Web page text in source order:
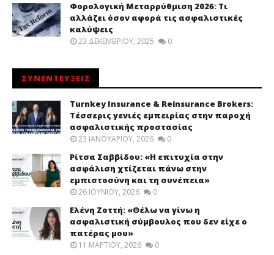
Φορολογική Μεταρρύθμιση 2026: Τι
αλλάζει όσον αφορά τις ασφαλιστικές
καλύψεις
23 ΔΕΚΕΜΒΡΊΟΥ, 2025 0
ΣΥΝΕΝΤΕΥΞΕΙΣ
Turnkey Insurance & Reinsurance Brokers:
Τέσσερις γενιές εμπειρίας στην παροχή
ασφαλιστικής προστασίας
23 ΙΑΝΟΥΑΡΊΟΥ, 2026 0
Ρίτσα Σαββίδου: «Η επιτυχία στην
ασφάλιση χτίζεται πάνω στην
εμπιστοσύνη και τη συνέπεια»
26 ΙΟΥΝΊΟΥ, 2026 0
Ελένη Ζοττή: «Θέλω να γίνω η
ασφαλιστική σύμβουλος που δεν είχε ο
πατέρας μου»
11 ΜΑΡΤΊΟΥ, 2026 0